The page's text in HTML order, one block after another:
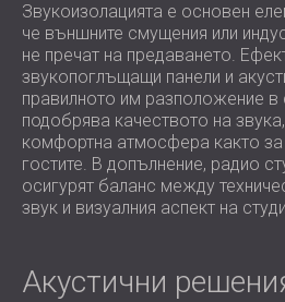
Звукоизолацията е основен
че външните смущения или
не пречат на предаването.
звукопоглъщащи панели и
правилното им разположение в
подобрява качеството на
комфортна атмосфера както за
гостите. В допълнение, радио
осигурят баланс между
звук и визуалния аспект на
Акустични